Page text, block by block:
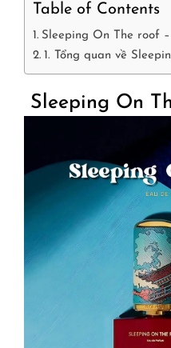
Table of Contents
Sleeping On The roof
1. Tổng quan về
Sleeping On